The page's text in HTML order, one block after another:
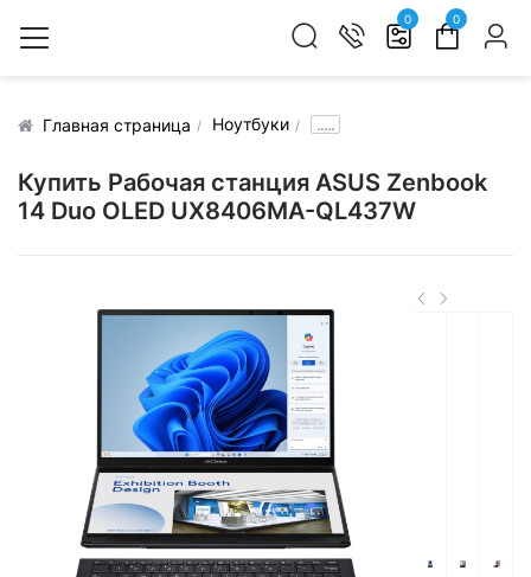
0 0
Главная страница Ноутбуки .....
Купить Рабочая станция ASUS Zenbook
14 Duo OLED UX8406MA-QL437W